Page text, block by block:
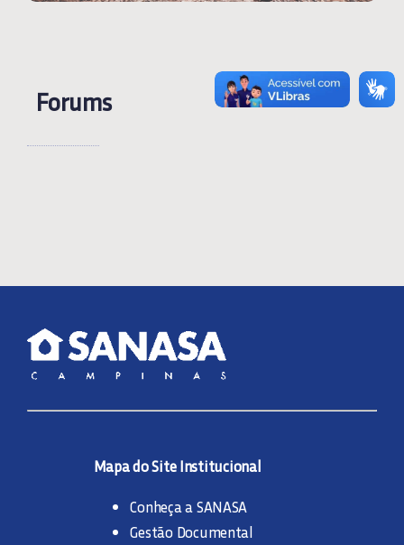
Forums
Mapa do Site Institucional
Conheça a SANASA
Gestão Documental